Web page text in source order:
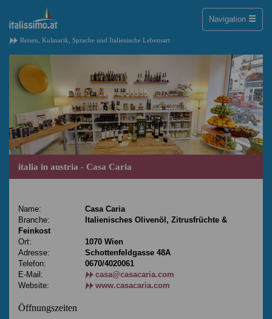
Reisen, Kulinarik, Sprache und Italienische Lebensart
Navigation Toggle
italia in austria - Casa Caria
Name:
Casa Caria
Branche:
Italienisches Olivenöl, Zitrusfrüchte &
Feinkost
Ort:
1070 Wien
Adresse:
Schottenfeldgasse 48A
Telefon:
0670/4020061
E-Mail:
casa@casacaria.com
Website:
www.casacaria.com
Öffnungszeiten